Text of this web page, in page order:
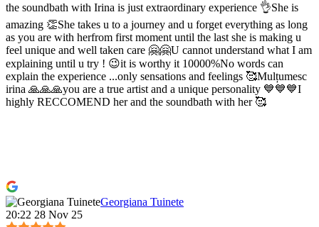
the soundbath with Irina is just extraordinary experience 👌She is
amazing 👏She takes u to a journey and u forget everything as long
as you are with herfrom first moment until the last she is making u
feel unique and well taken care 🤗🤗U cannot understand what I am
explaining until u try ! 😉it is worthy it 10000%No words can
explain the experience ...only sensations and feelings 🥰Mulțumesc
irina 🙏🙏🙏you are a true artist and a unique personality 💙💙💙I
highly RECCOMEND her and the soundbath with her 🥰
Georgiana Tuinete
20:22 28 Nov 25